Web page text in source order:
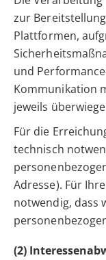
zur
Plattformen,
und
Kommunikation
jeweils
Für die
technisch
Adresse). Für
notwendig, dass
(2)